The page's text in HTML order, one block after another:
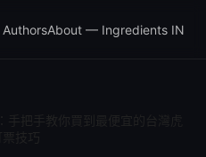
AuthorsAbout — Ingredients IN